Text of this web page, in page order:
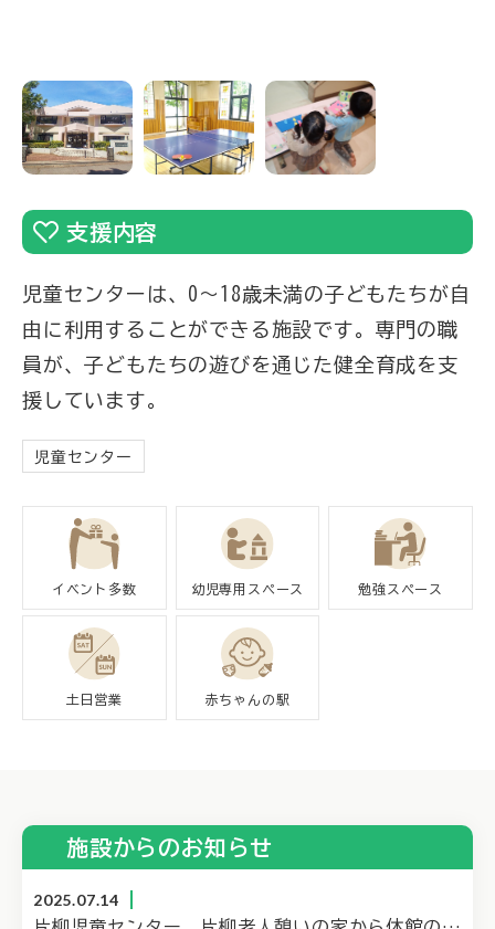
支援内容
児童センターは、0〜18歳未満の子どもたちが自
由に利用することができる施設です。専門の職
員が、子どもたちの遊びを通じた健全育成を支
援しています。
児童センター
イベント多数 幼児専用スペース 勉強スペース
土日営業 赤ちゃんの駅
施設からのお知らせ
2025.07.14